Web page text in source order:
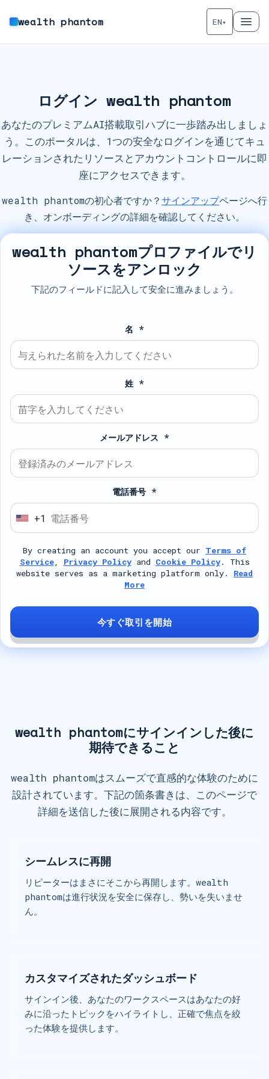
wealth phantom EN▾
ログイン wealth phantom
あなたのプレミアムAI搭載取引ハブに一歩踏み出しましょ
う。このポータルは、1つの安全なログインを通じてキュ
レーションされたリソースとアカウントコントロールに即
座にアクセスできます。
wealth phantomの初心者ですか？サインアップページへ行
き、オンボーディングの詳細を確認してください。
wealth phantomプロファイルでリ
ソースをアンロック
下記のフィールドに記入して安全に進みましょう。
名 *
姓 *
メールアドレス *
電話番号 *
U
i
t
d
t
a
1
+1
By creating an account you accept our Terms of
Service, Privacy Policyand Cookie Policy. This
website serves as a marketing platform only. Read
More
今すぐ取引を開始
wealth phantomにサインインした後に
期待できること
wealth phantomはスムーズで直感的な体験のために
設計されています。下記の箇条書きは、このページで
詳細を送信した後に展開される内容です。
シームレスに再開
リピーターはまさにそこから再開します。wealth
phantomは進行状況を安全に保存し、勢いを失いませ
ん。
カスタマイズされたダッシュボード
サインイン後、あなたのワークスペースはあなたの好
みに沿ったトピックをハイライトし、正確で焦点を絞
った体験を提供します。